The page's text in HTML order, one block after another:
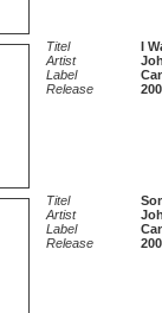
Titel
I
Artist
Label
Release
Titel
Artist
Label
Release